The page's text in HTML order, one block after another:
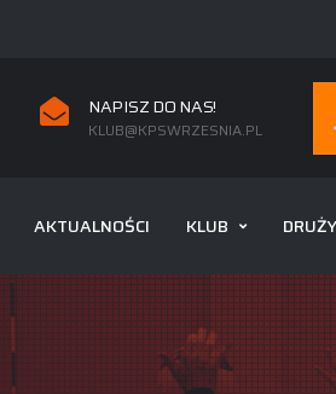
NAPISZ DO NAS!
KLUB@KPSWRZESNIA.PL
AKTUALNOŚCI KLUB